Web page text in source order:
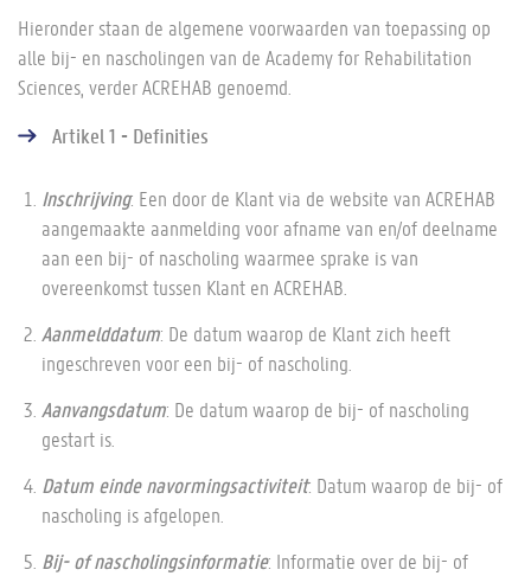
ORGANISATIE
CONTACT
Hieronder staan de algemene voorwaarden van toepassing op
alle bij- en nascholingen van de Academy for Rehabilitation
Sciences, verder ACREHAB genoemd.
Artikel 1 - Definities
Inschrijving: Een door de Klant via de website van ACREHAB
aangemaakte aanmelding voor afname van en/of deelname
aan een bij- of nascholing waarmee sprake is van
overeenkomst tussen Klant en ACREHAB.
Aanmelddatum: De datum waarop de Klant zich heeft
ingeschreven voor een bij- of nascholing.
Aanvangsdatum: De datum waarop de bij- of nascholing
gestart is.
Datum einde navormingsactiviteit: Datum waarop de bij- of
nascholing is afgelopen.
Bij- of nascholingsinformatie: Informatie over de bij- of